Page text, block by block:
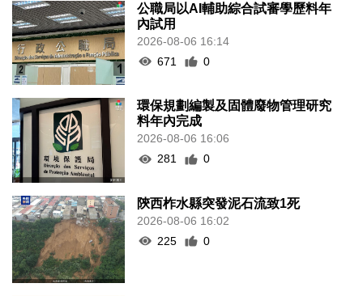
公職局以AI輔助綜合試審學歷料年
內試用
2026-08-06 16:14
671
0
環保規劃編製及固體廢物管理研究
料年內完成
2026-08-06 16:06
281
0
陝西柞水縣突發泥石流致1死
2026-08-06 16:02
225
0